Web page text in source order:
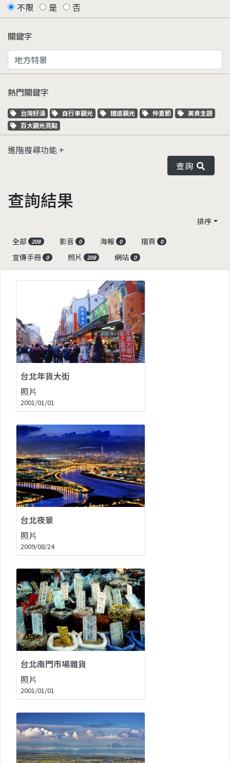
不限
是 否
關鍵字
熱門關鍵字
關鍵字標籤
台灣好湯 關鍵字標籤
自行車觀光 關鍵字標籤
鐵道觀光 關鍵字標籤
仲夏節 關鍵字標籤
美食主題
關鍵字標籤
百大觀光亮點
進階搜尋功能
查詢
查詢結果
排序
全部
208 影音 0 海報 0 摺頁 0
宣傳手冊 0 照片 208 網站 0
台北年貨大街
照片
2001/01/01
台北夜景
照片
2009/08/24
台北南門市場雜貨
照片
2001/01/01